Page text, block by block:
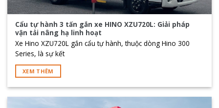
Cẩu tự hành 3 tấn gắn xe HINO XZU720L: Giải pháp
vận tải nâng hạ linh hoạt
Xe Hino XZU720L gắn cẩu tự hành, thuộc dòng Hino 300
Series, là sự kết
XEM THÊM